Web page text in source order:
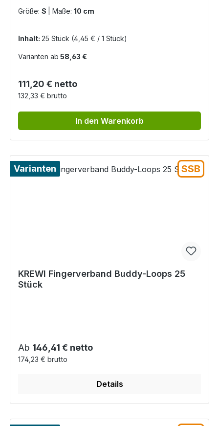
Größe: S Maße: 10 cm
Inhalt: 25 Stück (4,45 € / 1 Stück)
Varianten ab 58,63 €
Regulärer Preis:
111,20 € netto
132,33 € brutto
In den Warenkorb
Varianten SSB
KREWI Fingerverband Buddy-Loops 25
Stück
Regulärer Preis:
Ab 146,41 € netto
174,23 € brutto
Details